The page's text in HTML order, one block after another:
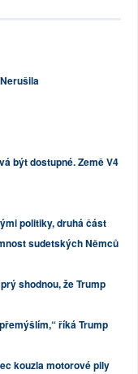
být dostupné. Země V4
politiky, druhá část
sudetských Němců
shodnou, že Trump
říká Trump
kouzla motorové pily